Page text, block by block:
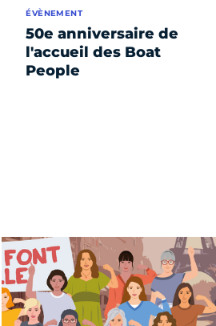
50e anniversaire de
l'accueil des Boat
People
ÉVÈNEMENT